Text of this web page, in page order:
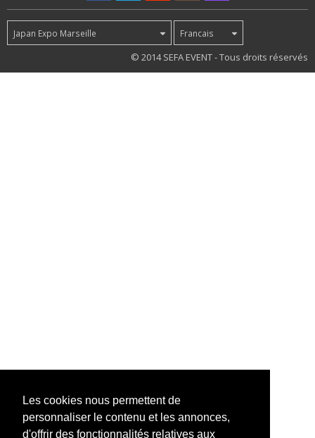
Les cookies nous permettent de
personnaliser le contenu et les annonces,
d'offrir des fonctionnalités relatives aux
Japan Expo Marseille Francais
© 2014 SEFA EVENT - Tous droits réservés